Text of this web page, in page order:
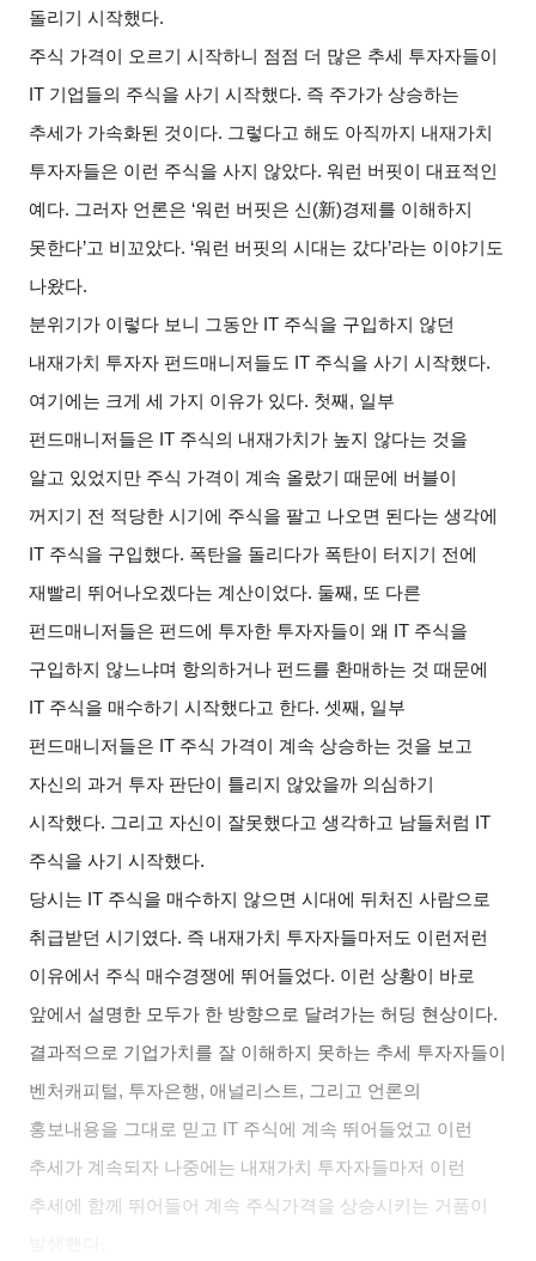
돌리기 시작했다.
주식 가격이 오르기 시작하니 점점 더 많은 추세 투자자들이
IT 기업들의 주식을 사기 시작했다. 즉 주가가 상승하는
추세가 가속화된 것이다. 그렇다고 해도 아직까지 내재가치
투자자들은 이런 주식을 사지 않았다.워런 버핏이 대표적인
예다. 그러자 언론은 ‘워런 버핏은 신(新)경제를 이해하지
못한다’고 비꼬았다. ‘워런 버핏의 시대는 갔다’라는 이야기도
나왔다.
분위기가 이렇다 보니 그동안 IT 주식을 구입하지 않던
내재가치 투자자 펀드매니저들도 IT 주식을 사기 시작했다.
여기에는 크게 세 가지 이유가 있다. 첫째, 일부
펀드매니저들은 IT 주식의 내재가치가 높지 않다는 것을
알고 있었지만 주식 가격이 계속 올랐기 때문에 버블이
꺼지기 전 적당한 시기에 주식을 팔고 나오면 된다는 생각에
IT 주식을 구입했다. 폭탄을 돌리다가 폭탄이 터지기 전에
재빨리 뛰어나오겠다는 계산이었다. 둘째, 또 다른
펀드매니저들은 펀드에 투자한 투자자들이 왜 IT 주식을
구입하지 않느냐며 항의하거나 펀드를 환매하는 것 때문에
IT 주식을 매수하기 시작했다고 한다.셋째, 일부
펀드매니저들은 IT 주식 가격이 계속 상승하는 것을 보고
자신의 과거 투자 판단이 틀리지 않았을까 의심하기
시작했다. 그리고 자신이 잘못했다고 생각하고 남들처럼 IT
주식을 사기 시작했다.
당시는 IT 주식을 매수하지 않으면 시대에 뒤처진 사람으로
취급받던 시기였다. 즉 내재가치 투자자들마저도 이런저런
이유에서 주식 매수경쟁에 뛰어들었다. 이런 상황이 바로
앞에서 설명한 모두가 한 방향으로 달려가는 허딩 현상이다.
결과적으로 기업가치를 잘 이해하지 못하는 추세 투자자들이
벤처캐피털, 투자은행, 애널리스트, 그리고 언론의
홍보내용을 그대로 믿고 IT 주식에 계속 뛰어들었고 이런
추세가 계속되자 나중에는 내재가치 투자자들마저 이런
추세에 함께 뛰어들어 계속 주식가격을 상승시키는 거품이